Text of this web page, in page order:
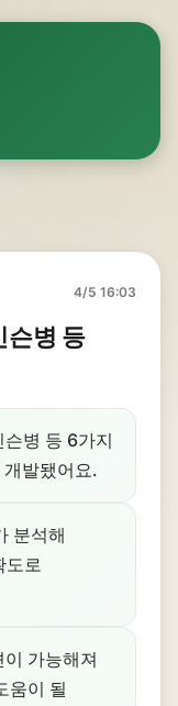
4/5 16:03
슨병 등
병 등 6가지
발됐어요.
분석해
도로
가능해져
움이 될